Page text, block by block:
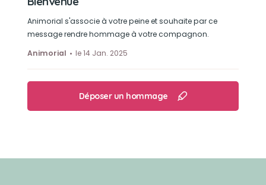
Animorial s'associe à votre peine et souhaite par ce
message rendre hommage à votre compagnon.
Animorial
le 14 Jan. 2025
Déposer un hommage